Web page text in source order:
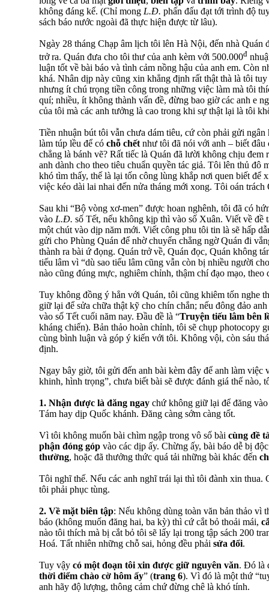
không đáng kể. (Chỉ mong L.Đ. phấn đấu đạt tới trình độ
sách báo nước ngoài đã thực hiện được từ lâu).
Ngày 28 tháng Chạp âm lịch tôi lên Hà Nội, đến nhà Quán
trở ra. Quán đưa cho tôi thư của anh kèm với 500.000đ
luận tốt về bài báo và tình cảm nồng hậu của anh em. Còn
khá. Nhân dịp này cũng xin khẳng định rất thật thà là tôi
nhưng ít chú trọng tiền công trong những việc làm mà tôi
quí; nhiều, ít không thành vấn đề, đừng bao giờ các anh e
của tôi mà các anh tưởng là cao trong khi sự thật lại là tôi
Tiền nhuận bút tôi vẫn chưa dám tiêu, cứ còn phải gửi
làm túp lều để có chỗ chết như tôi đã nói với anh – biết
chẳng là bánh vẽ? Rất tiếc là Quán đã lười không chịu đem
anh dành cho theo tiêu chuẩn quyền tác giả. Tôi lên thủ đô
khó tìm thấy, thế là lại tốn công lùng khắp nơi quen biết để
việc kéo dài lai nhai đến nửa tháng mới xong. Tôi oán trách
Sau khi “Bộ vòng xơ-men” được hoan nghênh, tôi đã có
vào L.Đ. số Tết, nếu không kịp thì vào số Xuân. Viết về đề
một chút vào dịp năm mới. Viết công phu tôi tin là sẽ hấp
gửi cho Phùng Quán để nhờ chuyển chẳng ngờ Quán đi
thành ra bài ứ đọng. Quán trở về, Quán đọc, Quán không
tiếu lâm vì “dù sao tiếu lâm cũng vẫn còn bị nhiều người
nào cũng đúng mực, nghiêm chỉnh, thậm chí đạo mạo, theo
Tuy không đồng ý hẳn với Quán, tôi cũng khiêm tốn nghe
giữ lại để sửa chữa thật kỹ cho chín chắn; nếu đông đảo
vào số Tết cuối năm nay. Đầu đề là “Truyện tiếu lâm bên
kháng chiến). Bản thảo hoàn chỉnh, tôi sẽ chụp photocopy
cùng bình luận và góp ý kiến với tôi. Không vội, còn sáu
định.
Ngay bây giờ, tôi gửi đến anh bài kèm đây để anh làm việc
khinh, hình trọng”, chưa biết bài sẽ được đánh giá thế nào,
1. Nhận được là đăng ngay chứ không giữ lại để đăng
Tám hay dịp Quốc khánh. Đăng càng sớm càng tốt.
Vì tôi không muốn bài chìm ngập trong vô số bài cùng đề
phận đóng góp vào các dịp ấy. Chừng ấy, bài báo dễ bị
thường, hoặc đã thưởng thức quá tải những bài khác đến
Tôi nghĩ thế. Nếu các anh nghĩ trái lại thì tôi đành xin thua.
tôi phải phục tùng.
2. Về mặt biên tập: Nếu không dùng toàn văn bản thảo vì
báo (không muốn đăng hai, ba kỳ) thì cứ cắt bỏ thoải mái,
nào tôi thích mà bị cắt bỏ tôi sẽ lấy lại trong tập sách 200
Hoá. Tất nhiên những chỗ sai, hỏng đều phải sửa đổi.
Tuy vậy có một đoạn tôi xin được giữ nguyên văn. Đó là
thời điểm chào cờ hôm ấy” (trang 6). Vì đó là một thứ
anh hãy độ lượng, thông cảm chứ đừng chê là khó tính.